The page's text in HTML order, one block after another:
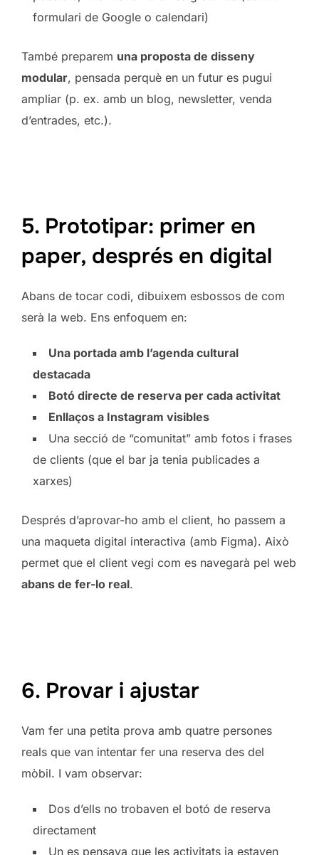
formulari de Google o calendari)
També preparem una proposta de disseny
modular, pensada perquè en un futur es pugui
ampliar (p. ex. amb un blog, newsletter, venda
d’entrades, etc.).
5. Prototipar: primer en
paper, després en digital
Abans de tocar codi, dibuixem esbossos de com
serà la web. Ens enfoquem en:
Una portada amb l’agenda cultural
destacada
Botó directe de reserva per cada activitat
Enllaços a Instagram visibles
Una secció de “comunitat” amb fotos i frases
de clients (que el bar ja tenia publicades a
xarxes)
Després d’aprovar-ho amb el client, ho passem a
una maqueta digital interactiva (amb Figma). Això
permet que el client vegi com es navegarà pel web
abans de fer-lo real.
6. Provar i ajustar
Vam fer una petita prova amb quatre persones
reals que van intentar fer una reserva des del
mòbil. I vam observar:
Dos d’ells no trobaven el botó de reserva
directament
Un es pensava que les activitats ja estaven